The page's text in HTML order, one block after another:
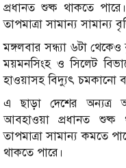
প্রধানত শুষ্ক থাকতে
তাপমাত্রা সামান্য সামান্য
মঙ্গলবার সন্ধ্যা ৬টা
ময়মনসিংহ ও সিলেট
হাওয়াসহ বিদ্যুৎ চমকানো
এ ছাড়া দেশের অন্যত্র
আবহাওয়া প্রধানত শুষ্ক
তাপমাত্রা সামান্য কমতে
থাকতে পারে।